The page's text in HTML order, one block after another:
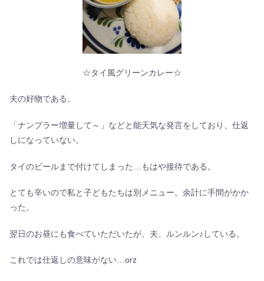
☆タイ風グリーンカレー☆
夫の好物である。
「ナンプラー増量して～」などと能天気な発言をしており、仕返
しになっていない。
タイのビールまで付けてしまった…もはや接待である。
とても辛いので私と子どもたちは別メニュー。余計に手間がかか
った。
翌日のお昼にも食べていただいたが、夫、ルンルン♪している。
これでは仕返しの意味がない…orz